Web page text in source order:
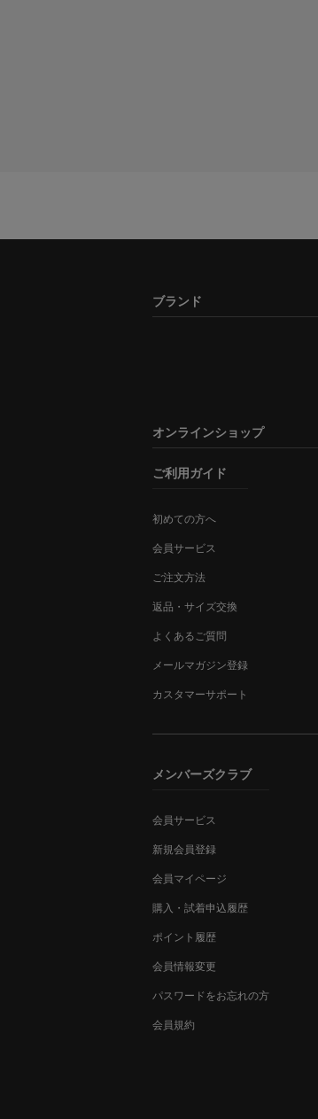
ブランド
オンラインショップ
ご利用ガイド
初めての方へ
会員サービス
ご注文方法
返品・サイズ交換
よくあるご質問
メールマガジン登録
カスタマーサポート
メンバーズクラブ
会員サービス
新規会員登録
会員マイページ
購入・試着申込履歴
ポイント履歴
会員情報変更
パスワードをお忘れの方
会員規約